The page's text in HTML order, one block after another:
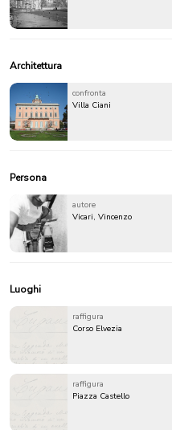
Architettura
confronta
Villa Ciani
Persona
autore
Vicari, Vincenzo
Luoghi
raffigura
Corso Elvezia
raffigura
Piazza Castello